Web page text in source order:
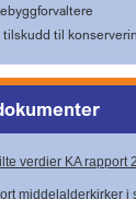
tilskudd til
verdier KA rapport
middelalderkirker i